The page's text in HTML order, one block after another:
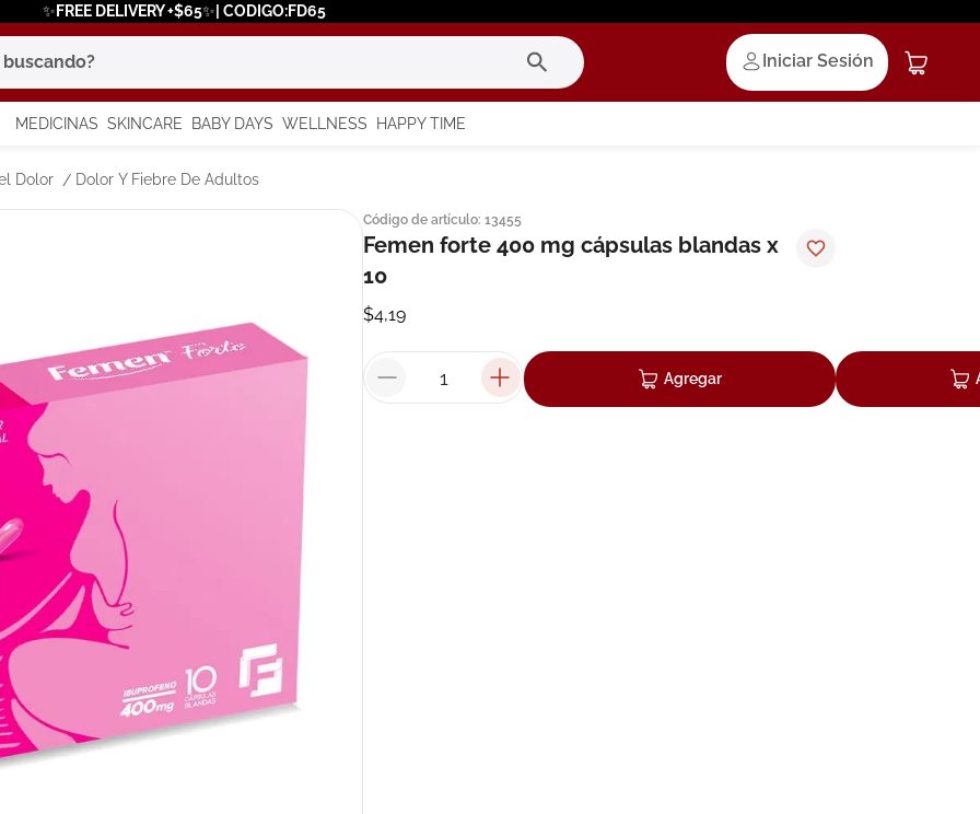
✨FREE DELIVERY +$65✨| CODIGO:FD65
Iniciar Sesión
MEDICINAS SKINCARE BABY DAYS WELLNESS HAPPY TIME
Dolor Dolor Y Fiebre De Adultos
Código de artículo: 13455
Femen forte 400 mg cápsulas blandas x
10
$4,19
Agregar
más buscados